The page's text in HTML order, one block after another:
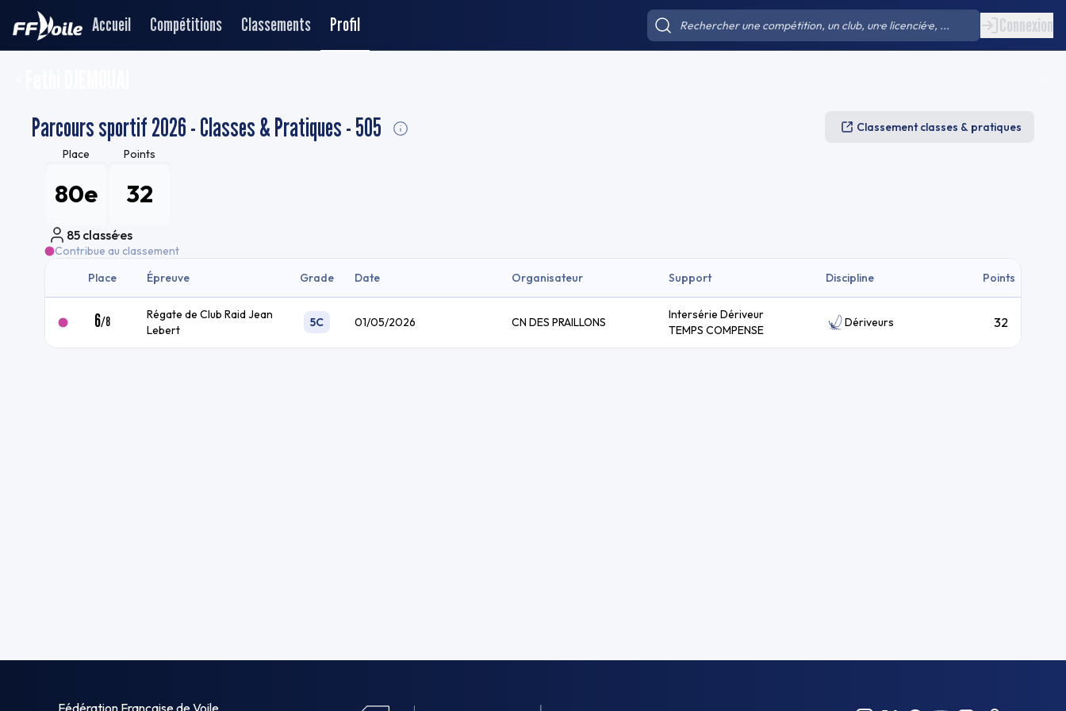
Accueil Compétitions Classements Profil Connexion
Parcours sportif 2026 - Classes & Pratiques - 505
Classement classes & pratiques
Place
80e
Points
32
85 classé·es
Contribue au classement
Place
Épreuve Grade Date Organisateur Support Discipline Points
6/8
Régate de Club Raid Jean
Lebert
5C 01/05/2026 CN DES PRAILLONS
Intersérie Dériveur
TEMPS COMPENSE
Dériveurs 32
Fédération Française de Voile